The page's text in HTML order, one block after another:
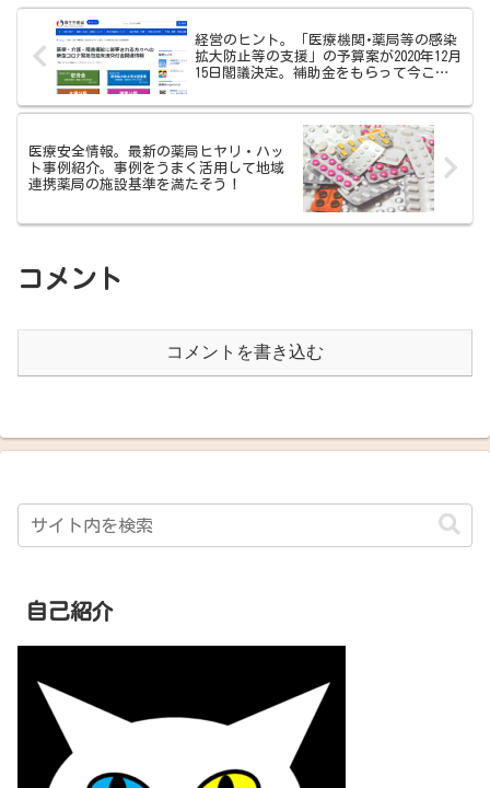
て書きました。是非覗いてみてく
ださい。
経営のヒント。「医療機関･薬局等の感染
拡大防止等の支援」の予算案が2020年12月
15日閣議決定。補助金をもらって今こそ
医療安全情報。最新の薬局ヒヤリ・ハッ
ト事例紹介。事例をうまく活用して地域
連携薬局の施設基準を満たそう！
コメント
コメントを書き込む
自己紹介